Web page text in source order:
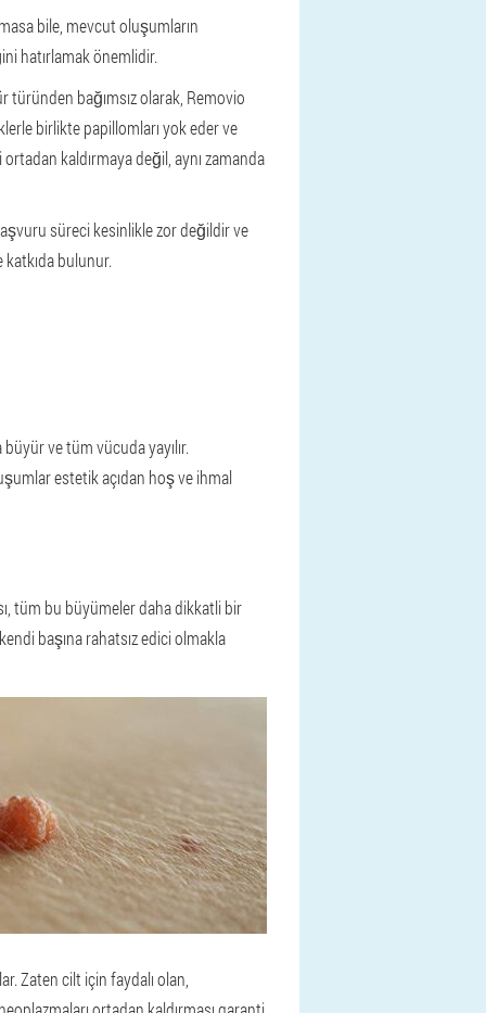
bile, mevcut oluşumların
hatırlamak önemlidir.
türünden bağımsız olarak, Removio
birlikte papillomları yok eder ve
kaldırmaya değil, aynı zamanda
süreci kesinlikle zor değildir ve
bulunur.
ve tüm vücuda yayılır.
estetik açıdan hoş ve ihmal
tüm bu büyümeler daha dikkatli bir
başına rahatsız edici olmakla
Zaten cilt için faydalı olan,